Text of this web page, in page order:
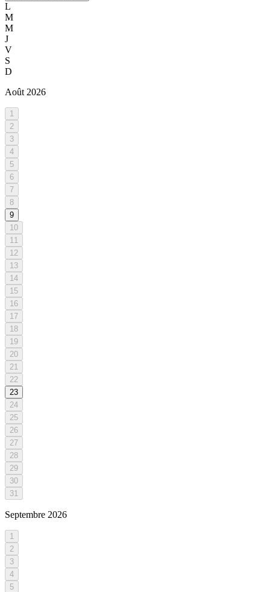
L
M
M
J
V
S
D
Août 2026
1
2
3
4
5
6
7
8
9
10
11
12
13
14
15
16
17
18
19
20
21
22
23
24
25
26
27
28
29
30
31
Septembre 2026
1
2
3
4
5